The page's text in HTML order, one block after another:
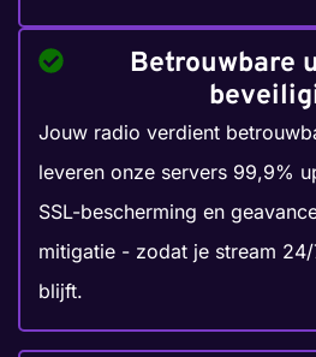
Betrouwbare
Jouw radio verdient
leveren onze servers 99,9%
SSL-bescherming en
mitigatie - zodat je stream
blijft.